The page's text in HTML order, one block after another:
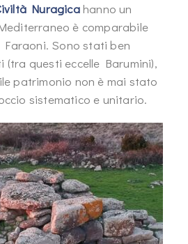
Nuragicahanno un
è comparabile
Faraoni. Sono stati ben
(tra questi eccelle Barumini),
patrimonio non è mai stato
sistematico e unitario.